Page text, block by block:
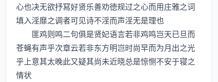
心也决无欲抒冩好贤乐善劝徳规过之心而用庄雅之词
填入淫靡之调者可见诗不淫而声淫无是理也
匪鸡则鸣二句俱是贤妃语言若非鸡鸣岂天已旦而
苍蝇有声乎次章云若非东方明岂时尚早而为月出之光
乎上意其太晚此又疑其尚未近晓总是惊恻不安于寝之
情状